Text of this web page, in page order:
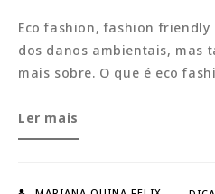
Eco fashion, fashion
dos danos ambientais, mas
mais sobre. O que é eco
Eco
fashion:
arte
Ler mais